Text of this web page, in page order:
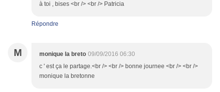
à toi , bises <br /> <br /> Patricia
Répondre
M monique la breto 09/09/2016 06:30
c ' est ça le partage.<br /> <br /> bonne journee <br /> <br />
monique la bretonne